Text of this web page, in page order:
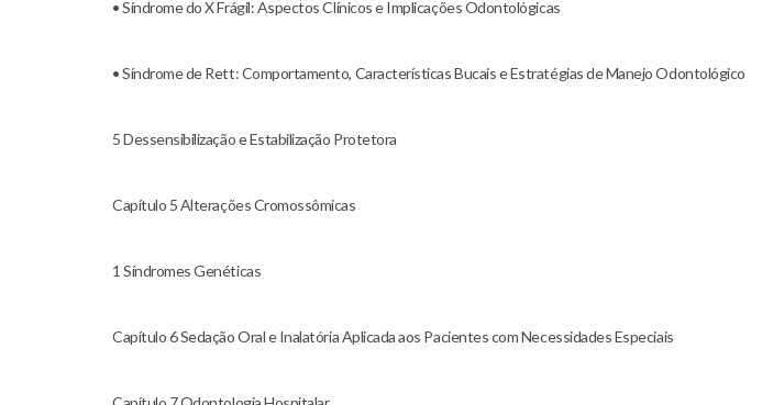
• Síndrome do X Frágil: Aspectos Clínicos e Implicações Odontológicas
• Síndrome de Rett: Comportamento, Características Bucais e Estratégias de Manejo Odontológico
5 Dessensibilização e Estabilização Protetora
Capítulo 5 Alterações Cromossômicas
1 Síndromes Genéticas
Capítulo 6 Sedação Oral e Inalatória Aplicada aos Pacientes com Necessidades Especiais